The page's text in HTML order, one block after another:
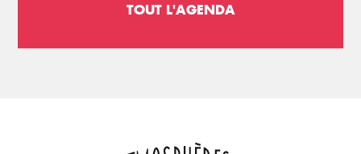
TOUT L'AGENDA